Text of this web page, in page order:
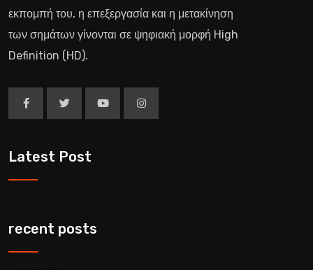
εκπομπή του, η επεξεργασία και η μετακίνηση
των σημάτων γίνονται σε ψηφιακή μορφή High
Definition (HD).
Latest Post
recent posts